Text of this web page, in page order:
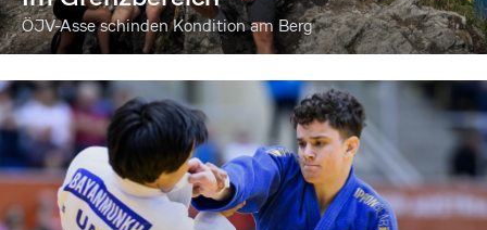
ÖJV-Asse schinden Kondition am Berg